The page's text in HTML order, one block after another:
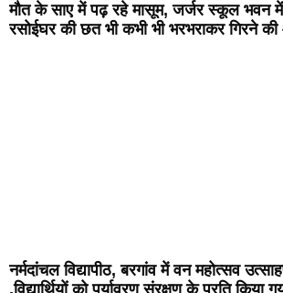
मौत के साए में पढ़ रहे मासूम, जर्जर स्कूल भवन
रसोईघर की छत भी कभी भी भरभराकर गिरने
नर्मदांचल विद्यापीठ, बरगांव में वन महोत्सव